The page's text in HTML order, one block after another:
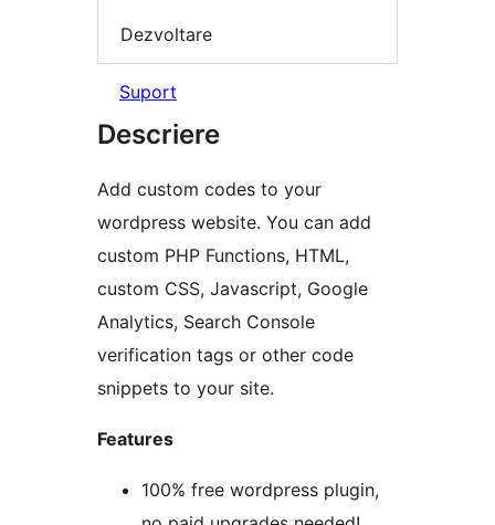
Dezvoltare
Suport
Descriere
Add custom codes to your
wordpress website. You can add
custom PHP Functions, HTML,
custom CSS, Javascript, Google
Analytics, Search Console
verification tags or other code
snippets to your site.
Features
100% free wordpress plugin,